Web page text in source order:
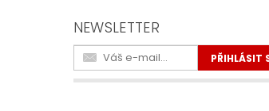
NEWSLETTER